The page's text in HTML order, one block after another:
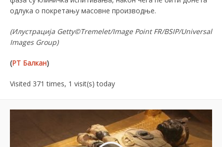
одлука о покретању масовне производње.
(Илустрација Getty©Tremelet/Image Point FR/BSIP/Universal
Images Group)
(РТ Балкан)
Visited 371 times, 1 visit(s) today